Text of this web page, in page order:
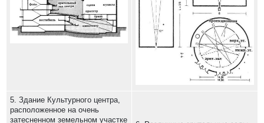
5. Здание Культурного центра,
расположенное на очень
затесненном земельном участке